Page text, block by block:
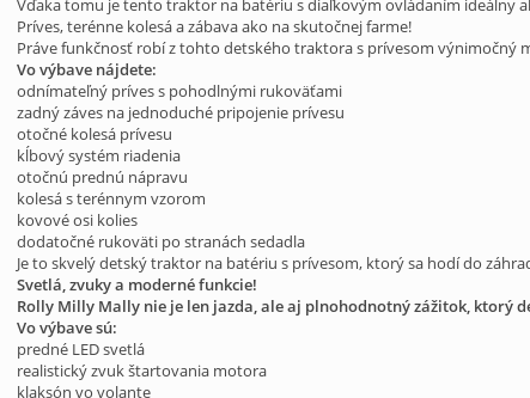
Vďaka tomu je tento traktor na batériu s diaľkovým ovládaním ideálny
Príves, terénne kolesá a zábava ako na skutočnej farme!
Práve funkčnosť robí z tohto detského traktora s prívesom výnimočný
Vo výbave nájdete:
odnímateľný príves s pohodlnými rukoväťami
zadný záves na jednoduché pripojenie prívesu
otočné kolesá prívesu
kĺbový systém riadenia
otočnú prednú nápravu
kolesá s terénnym vzorom
kovové osi kolies
dodatočné rukoväti po stranách sedadla
Je to skvelý detský traktor na batériu s prívesom, ktorý sa hodí do
Svetlá, zvuky a moderné funkcie!
Rolly Milly Mally nie je len jazda, ale aj plnohodnotný zážitok, ktorý
Vo výbave sú:
predné LED svetlá
realistický zvuk štartovania motora
klaksón vo volante